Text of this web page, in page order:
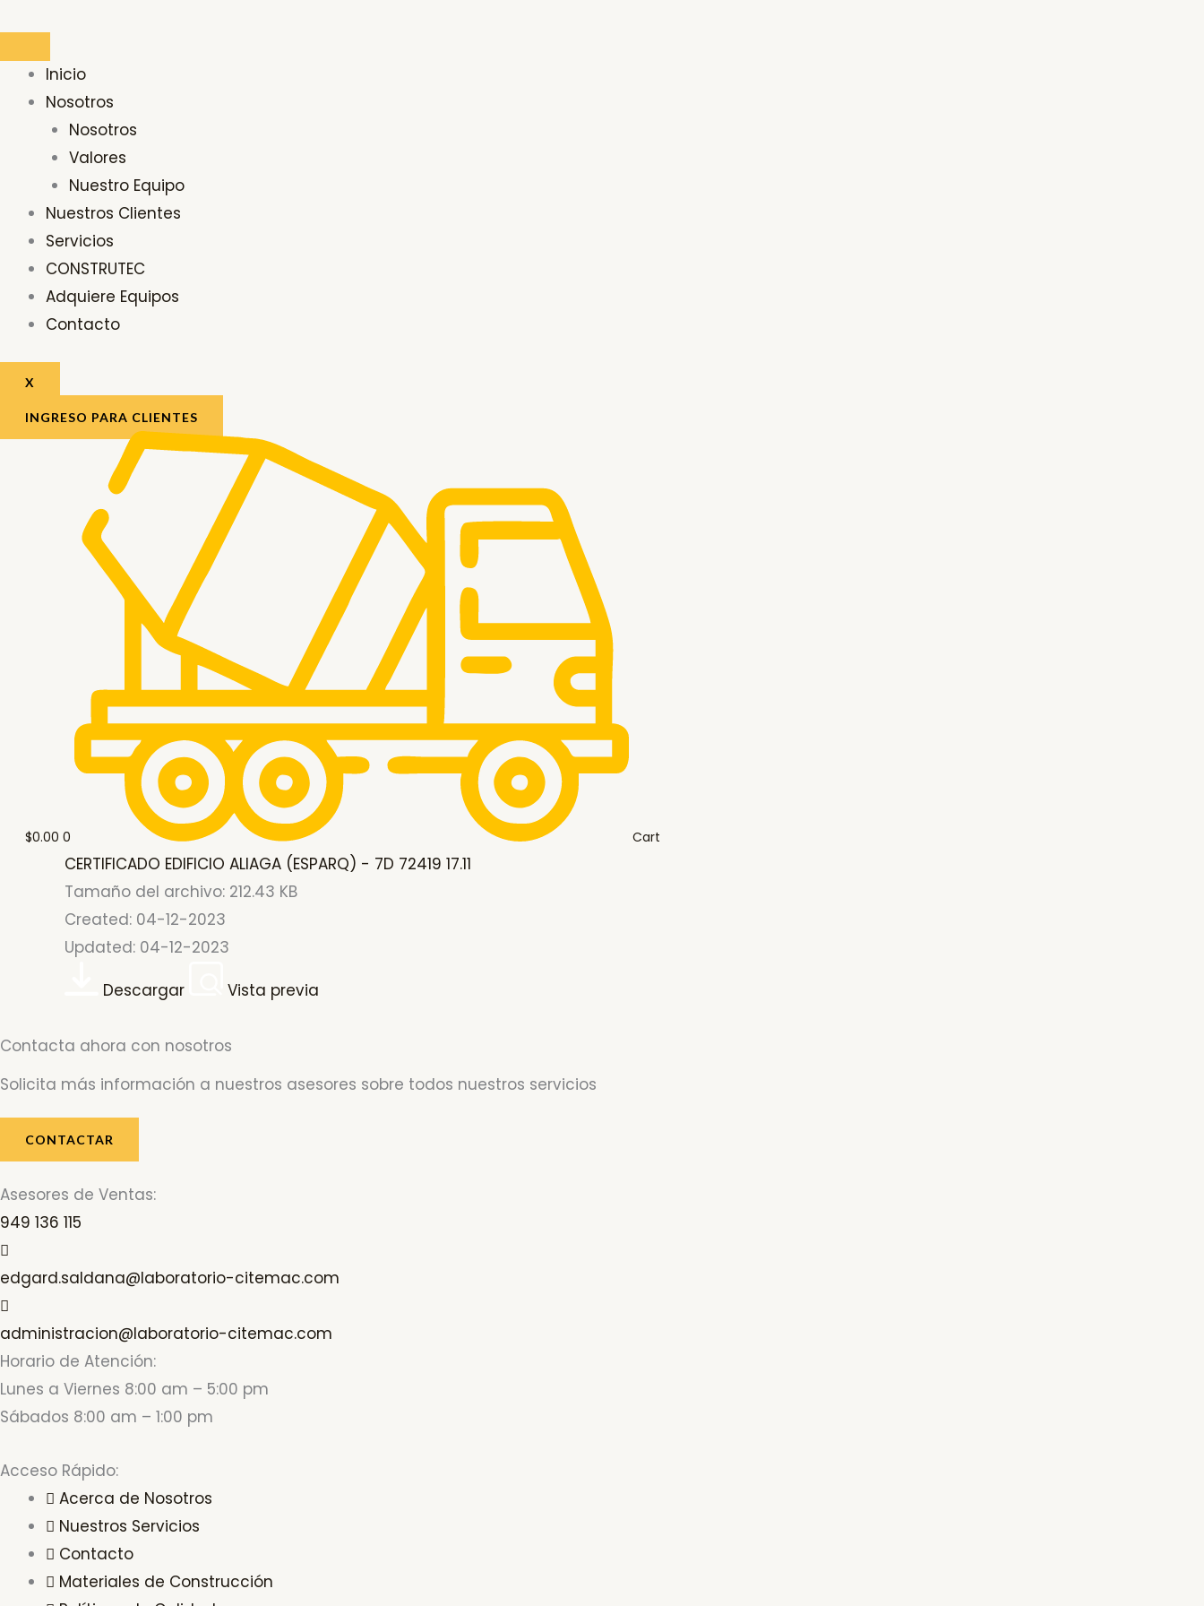
contenido
Inicio
Nosotros
Nosotros
Valores
Nuestro Equipo
Nuestros Clientes
Servicios
CONSTRUTEC
Adquiere Equipos
Contacto
X
INGRESO PARA CLIENTES
$0.00 0 Cart
CERTIFICADO EDIFICIO ALIAGA (ESPARQ) - 7D 72419 17.11
Tamaño del archivo: 212.43 KB
Created: 04-12-2023
Updated: 04-12-2023
Descargar
Vista previa
Contacta ahora con nosotros
Solicita más información a nuestros asesores sobre todos nuestros servicios
CONTACTAR
Asesores de Ventas:
949 136 115
edgard.saldana@laboratorio-citemac.com
administracion@laboratorio-citemac.com
Horario de Atención:
Lunes a Viernes 8:00 am – 5:00 pm
Sábados 8:00 am – 1:00 pm
Acceso Rápido:
Acerca de Nosotros
Nuestros Servicios
Contacto
Materiales de Construcción